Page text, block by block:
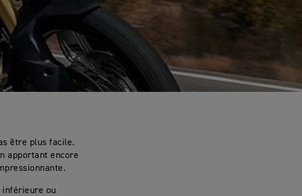
être plus facile.
apportant encore
inférieure ou